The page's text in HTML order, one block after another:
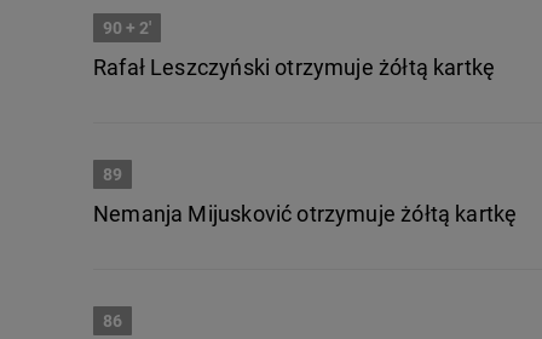
90 + 2'
Rafał Leszczyński otrzymuje żółtą kartkę
89
Nemanja Mijusković otrzymuje żółtą kartkę
86